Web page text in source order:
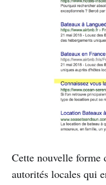
Cette nouvelle forme
autorités locales qui